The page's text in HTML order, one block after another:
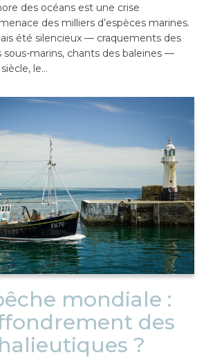
des océans est une crise
des milliers d’espèces marines.
été silencieux — craquements des
sous-marins, chants des baleines —
le…
mondiale :
des
?